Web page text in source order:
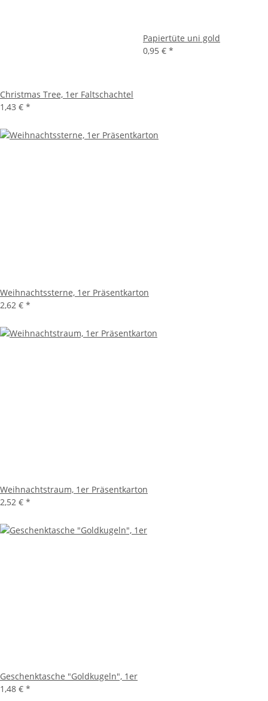
Christmas Tree, 1er Faltschachtel
1,43 € *
Papiertüte uni gold
0,95 € *
Weihnachtssterne, 1er Präsentkarton
2,62 € *
Weihnachtstraum, 1er Präsentkarton
2,52 € *
Geschenktasche "Goldkugeln", 1er
1,48 € *